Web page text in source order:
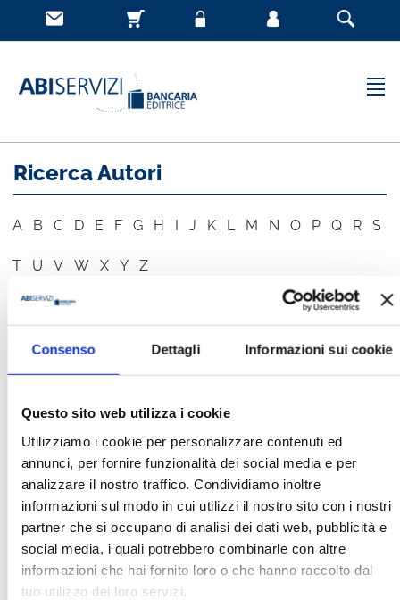
Consenso Dettagli Informazioni sui cookie
Questo sito web utilizza i cookie
Utilizziamo i cookie per personalizzare contenuti ed
annunci, per fornire funzionalità dei social media e per
analizzare il nostro traffico. Condividiamo inoltre
informazioni sul modo in cui utilizzi il nostro sito con i nostri
partner che si occupano di analisi dei dati web, pubblicità e
social media, i quali potrebbero combinarle con altre
informazioni che hai fornito loro o che hanno raccolto dal
tuo utilizzo dei loro servizi.
Ricerca Autori
A B C D E F G H I J K L M N O P Q R S
T U V W X Y Z
AUTORE CERCA
Immacolata Marino
Ha pubblicato con noi